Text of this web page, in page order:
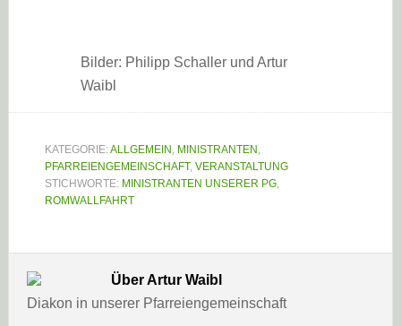
Bilder: Philipp Schaller und Artur
Waibl
KATEGORIE:ALLGEMEIN , MINISTRANTEN ,
PFARREIENGEMEINSCHAFT, VERANSTALTUNG
STICHWORTE: MINISTRANTEN UNSERER PG,
ROMWALLFAHRT
ÜberArtur Waibl
Diakon in unserer Pfarreiengemeinschaft